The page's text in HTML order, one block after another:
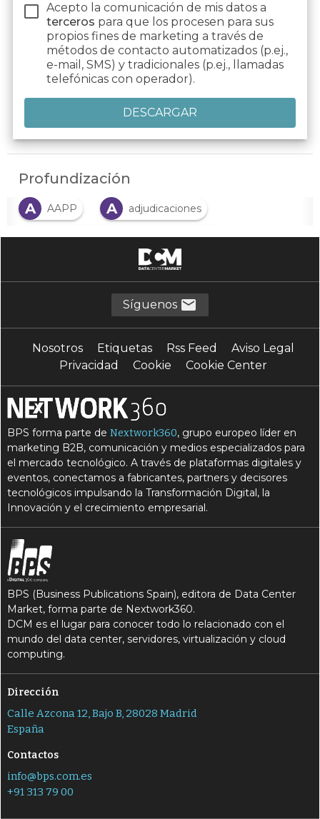
Acepto la comunicación de mis datos a
terceros para que los procesen para sus
propios fines de marketing a través de
métodos de contacto automatizados (p.ej.,
e-mail, SMS) y tradicionales (p.ej., llamadas
telefónicas con operador).
Profundización
A
AAPP A adjudicaciones
A Administración General del Estado
Administración Pública
ayuntamientos
informática personal I inversión
P portátiles S sector educativo
S sector-público S sobremesas
T Telefónica
Síguenos
Nosotros Etiquetas Rss Feed
Aviso Legal
Privacidad
Cookie Cookie Center
BPS forma parte deNextwork360, grupo europeo líder en
marketing B2B, comunicación y medios especializados para
el mercado tecnológico. A través de plataformas digitales y
eventos, conectamos a fabricantes, partners y decisores
tecnológicos impulsando la Transformación Digital, la
Innovación y el crecimiento empresarial.
BPS (Business Publications Spain), editora de Data Center
Market, forma parte de Nextwork360.
DCM es el lugar para conocer todo lo relacionado con el
mundo del data center, servidores, virtualización y cloud
computing.
Dirección
Calle Azcona 12, Bajo B, 28028 Madrid
España
Contactos
info@bps.com.es
+91 313 79 00